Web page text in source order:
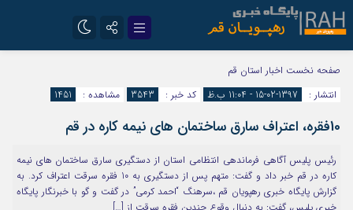
تلگرام
ایتا
صفحه نخست اخبار استان قم
انتشار :
1397-02-15 - 11:04 ب.ظ کد خبر : 3543 مشاهده : 1451
10فقره، اعتراف سارق ساختمان هاي نيمه کاره در قم
رئيس پليس آگاهي فرماندهي انتظامي استان از دستگيري سارق ساختمان هاي نيمه
کاره در قم خبر داد و گفت: متهم پس از دستگيري به 10 فقره سرقت اعتراف کرد. به
گزارش پایگاه خبری رهپویان قم ،سرهنگ “احمد کرمي” در گفت و گو با خبرنگار پايگاه